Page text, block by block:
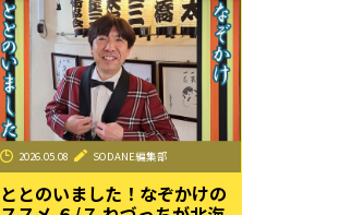
2026.05.08 SODANE編集部
ととのいました！なぞかけの